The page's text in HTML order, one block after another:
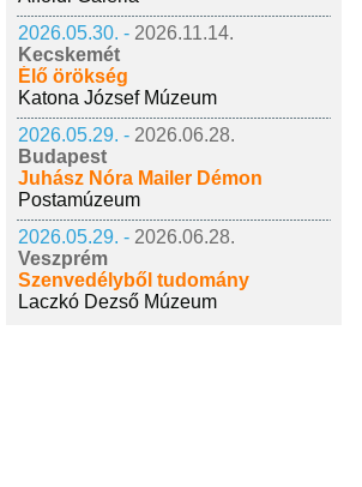
2026.05.30. - 2026.11.14.
Kecskemét
Élő örökség
Katona József Múzeum
2026.05.29. - 2026.06.28.
Budapest
Juhász Nóra Mailer Démon
Postamúzeum
2026.05.29. - 2026.06.28.
Veszprém
Szenvedélyből tudomány
Laczkó Dezső Múzeum